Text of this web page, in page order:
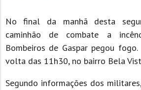
No final da manhã desta
caminhão de combate a
Bombeiros de Gaspar pegou
volta das 11h30, no bairro Bela
Segundo informações dos